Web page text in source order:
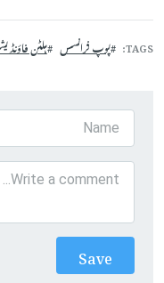
TAGS پوپ فرانسس ہلٹن